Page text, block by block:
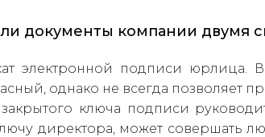
документы компании двумя
электронной подписи
однако не всегда позволяет
ключа подписи
директора, может совершать